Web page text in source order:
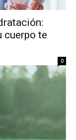
cuerpo te
0